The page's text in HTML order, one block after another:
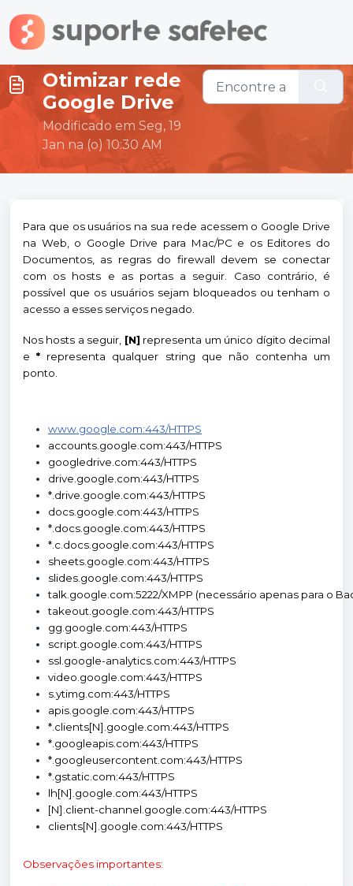
Ir para o conteúdo principal
Otimizar rede
Google Drive
Modificado em Seg, 19
Jan na (o) 10:30 AM
Para que os usuários na sua rede acessem o Google Drive
na Web, o Google Drive para Mac/PC e os Editores do
Documentos, as regras do firewall devem se conectar
com os hosts e as portas a seguir. Caso contrário, é
possível que os usuários sejam bloqueados ou tenham o
acesso a esses serviços negado.
Nos hosts a seguir, [N]representa um único dígito decimal
e* representa qualquer string que não contenha um
ponto.
www.google.com:443/HTTPS
accounts.google.com:443/HTTPS
googledrive.com:443/HTTPS
drive.google.com:443/HTTPS
*.drive.google.com:443/HTTPS
docs.google.com:443/HTTPS
*.docs.google.com:443/HTTPS
*.c.docs.google.com:443/HTTPS
sheets.google.com:443/HTTPS
slides.google.com:443/HTTPS
talk.google.com:5222/XMPP (necessário apenas para o
takeout.google.com:443/HTTPS
gg.google.com:443/HTTPS
script.google.com:443/HTTPS
ssl.google-analytics.com:443/HTTPS
video.google.com:443/HTTPS
s.ytimg.com:443/HTTPS
apis.google.com:443/HTTPS
*.clients[N].google.com:443/HTTPS
*.googleapis.com:443/HTTPS
*.googleusercontent.com:443/HTTPS
*.gstatic.com:443/HTTPS
lh[N].google.com:443/HTTPS
[N].client-channel.google.com:443/HTTPS
clients[N].google.com:443/HTTPS
Observações importantes: